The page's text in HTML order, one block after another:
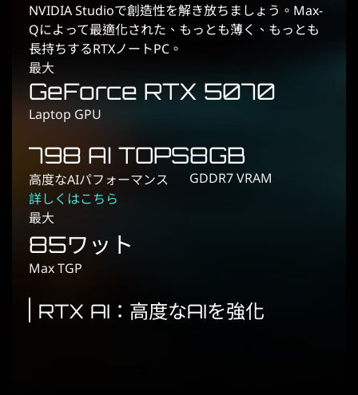
NVIDIA Studioで創造性を解き放ちましょう。Max-
Qによって最適化された、もっとも薄く、もっとも
長持ちするRTXノートPC。
最大
GeForce RTX 5070
Laptop GPU
798 AI TOPS
高度なAIパフォーマンス
詳しくはこちら
8GB
GDDR7 VRAM
最大
85ワット
Max TGP
RTX AI：高度なAIを強化